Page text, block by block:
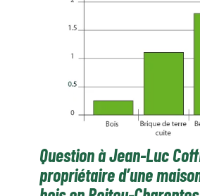
Question à Jean-Luc
propriétaire d’une